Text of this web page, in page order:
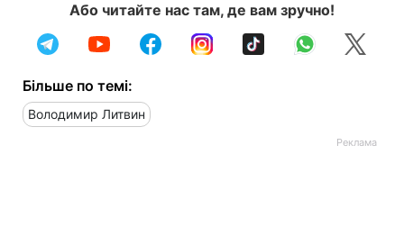
Або читайте нас там, де вам зручно!
Більше по темі:
Володимир Литвин